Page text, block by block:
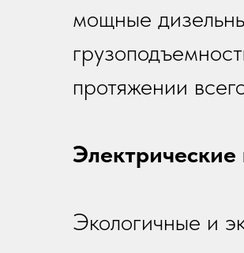
мощные
протяжении
Электрические
Экологичные и